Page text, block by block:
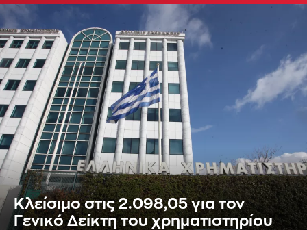
Κλείσιμο στις 2.098,05 για τον
Γενικό Δείκτη του χρηματιστηρίου